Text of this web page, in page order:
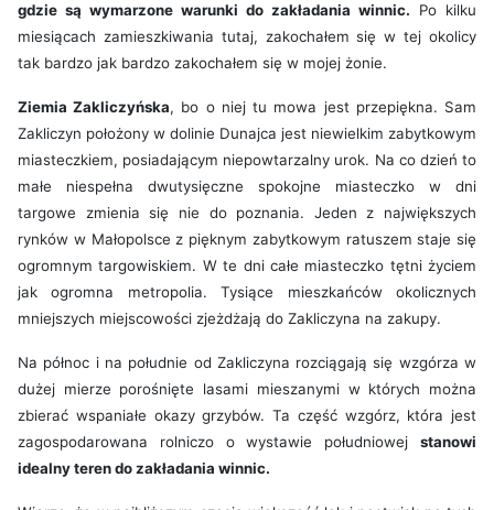
gdzie są wymarzone warunki do zakładania winnic. Po kilku
miesiącach zamieszkiwania tutaj, zakochałem się w tej okolicy
tak bardzo jak bardzo zakochałem się w mojej żonie.
Ziemia Zakliczyńska, bo o niej tu mowa jest przepiękna. Sam
Zakliczyn położony w dolinie Dunajca jest niewielkim zabytkowym
miasteczkiem, posiadającym niepowtarzalny urok. Na co dzień to
małe niespełna dwutysięczne spokojne miasteczko w dni
targowe zmienia się nie do poznania. Jeden z największych
rynków w Małopolsce z pięknym zabytkowym ratuszem staje się
ogromnym targowiskiem. W te dni całe miasteczko tętni życiem
jak ogromna metropolia. Tysiące mieszkańców okolicznych
mniejszych miejscowości zjeżdżają do Zakliczyna na zakupy.
Na północ i na południe od Zakliczyna rozciągają się wzgórza w
dużej mierze porośnięte lasami mieszanymi w których można
zbierać wspaniałe okazy grzybów. Ta część wzgórz, która jest
zagospodarowana rolniczo o wystawie południowej stanowi
idealny teren do zakładania winnic.